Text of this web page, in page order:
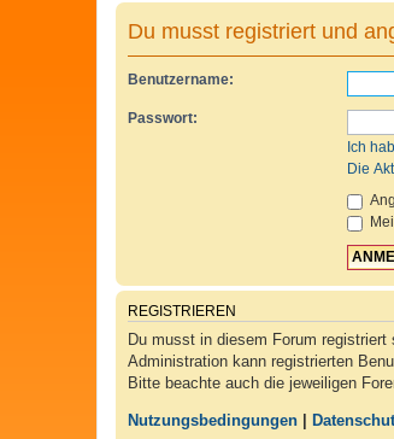
Du musst registriert und
Benutzername:
Passwort:
Ich
Die
REGISTRIEREN
Du musst in diesem Forum
Administration kann registrierten
Bitte beachte auch die jeweiligen
Nutzungsbedingungen